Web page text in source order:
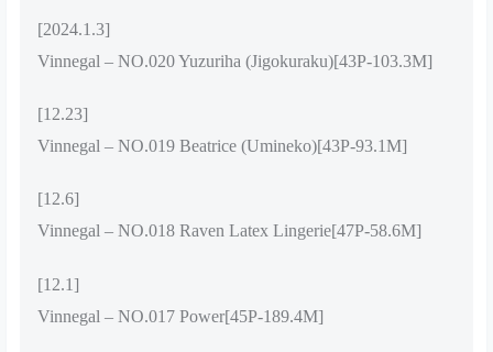
[2024.1.3]
Vinnegal – NO.020 Yuzuriha (Jigokuraku)[43P-103.3M]
[12.23]
Vinnegal – NO.019 Beatrice (Umineko)[43P-93.1M]
[12.6]
Vinnegal – NO.018 Raven Latex Lingerie[47P-58.6M]
[12.1]
Vinnegal – NO.017 Power[45P-189.4M]